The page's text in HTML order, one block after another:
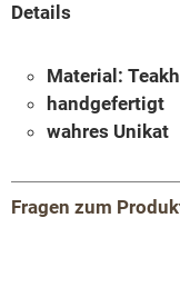
Details
Material:
handgefertigt
wahres Unikat
Fragen zum